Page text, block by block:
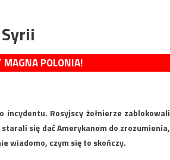
MAGNA POLONIA!
incydentu. Rosyjscy żołnierze zablokowali
się dać Amerykanom do zrozumienia,
wiadomo, czym się to skończy.